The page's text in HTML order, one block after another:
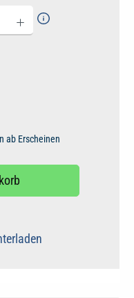
ab Erscheinen